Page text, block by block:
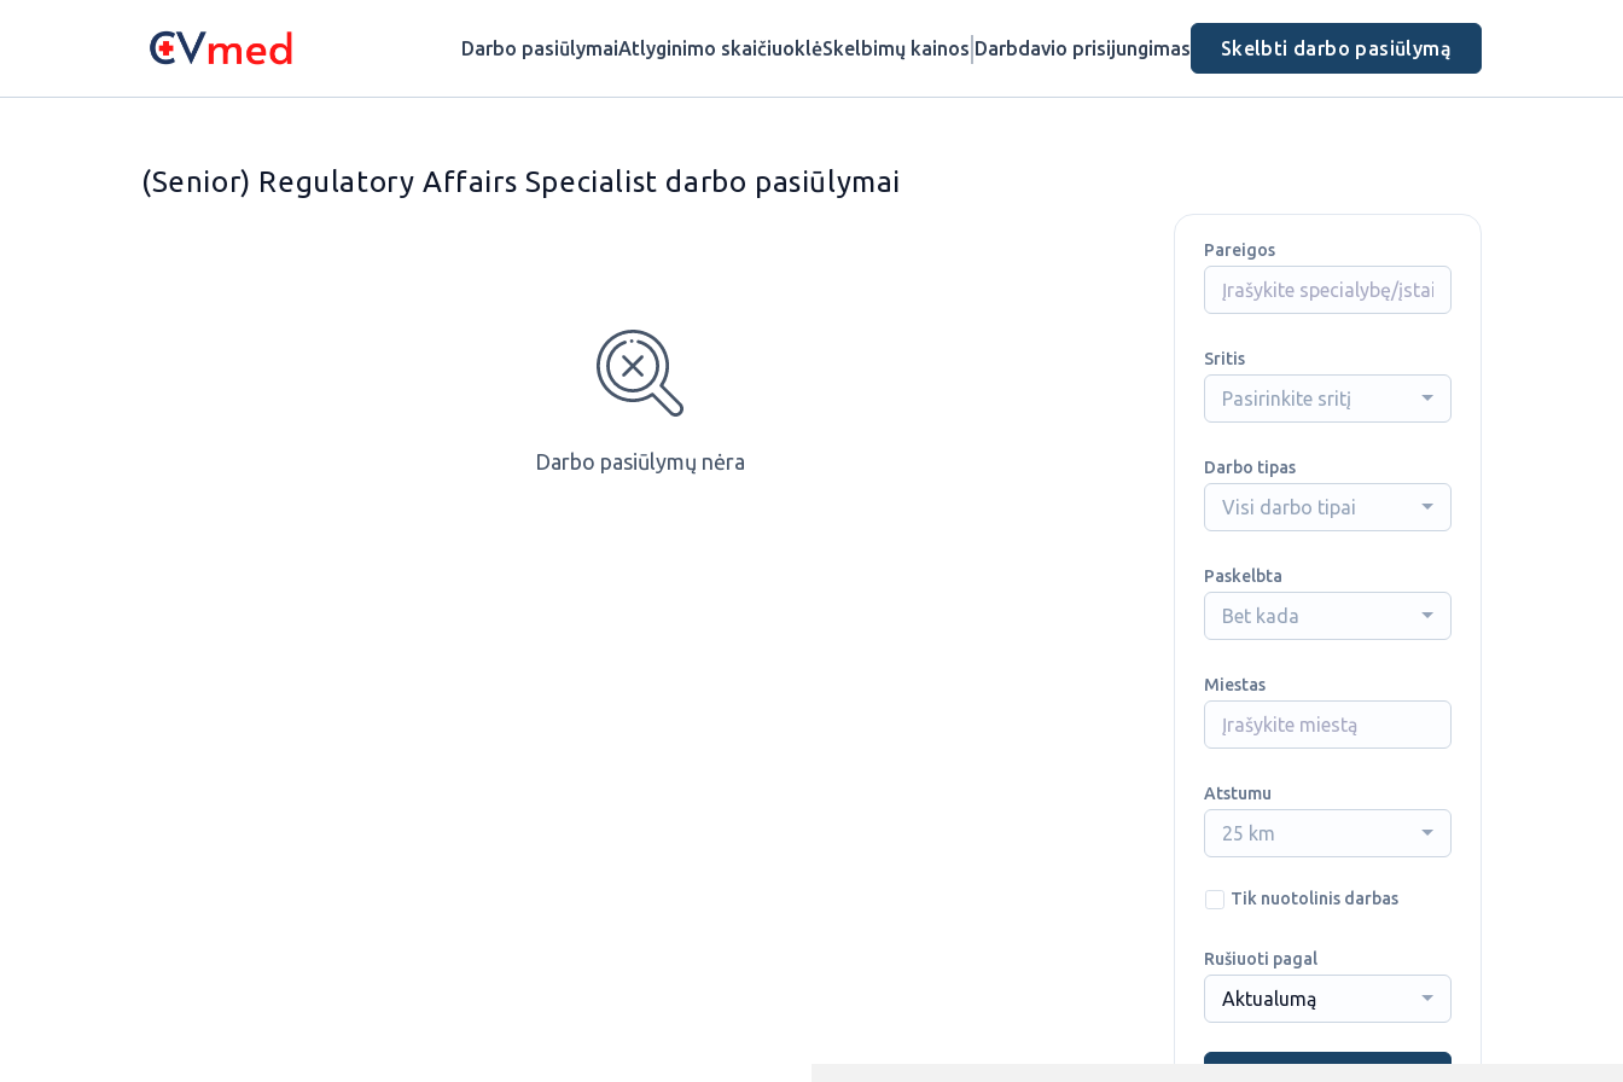
Darbo pasiūlymaiAtlyginimo skaičiuoklėSkelbimų kainos Darbdavio prisijungimas Skelbti darbo pasiūlymą
(Senior) Regulatory Affairs Specialist darbo pasiūlymai
Darbo pasiūlymų nėra
Pareigos
Sritis
Pasirinkite sritį
Darbo tipas
Visi darbo tipai
Paskelbta
Bet kada
Miestas
Atstumu
25 km
Tik nuotolinis darbas
Rušiuoti pagal
Aktualumą